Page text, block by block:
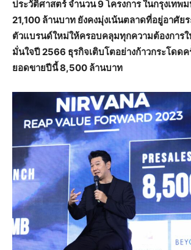
ประวัติศาสตร์ จำนวน 9 โครงการ ในกรุงเทพ
21,100 ล้านบาท ยังคงมุ่งเน้นตลาดที่อยู่อาศัย
ตัวแบรนด์ใหม่ให้ครอบคลุมทุกความต้องการใ
มั่นใจปี 2566 ธุรกิจเติบโตอย่างก้าวกระโดด
ยอดขายปีนี้ 8,500 ล้านบาท